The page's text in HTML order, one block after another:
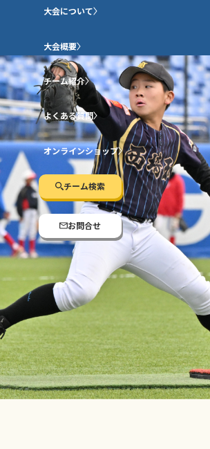
大会について
大会概要
チーム紹介
よくある質問
オンラインショップ
チーム検索
お問合せ